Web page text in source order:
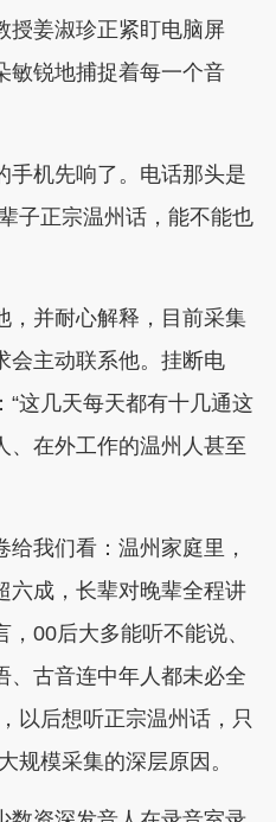
授姜淑珍正紧盯电脑屏
敏锐地捕捉着每一个音
机先响了。电话那头是
子正宗温州话，能不能也
并耐心解释，目前采集
会主动联系他。挂断电
这几天每天都有十几通这
、在外工作的温州人甚至
我们看：温州家庭里，
六成，长辈对晚辈全程讲
00后大多能听不能说、
、古音连中年人都未必全
以后想听正宗温州话，只
规模采集的深层原因。